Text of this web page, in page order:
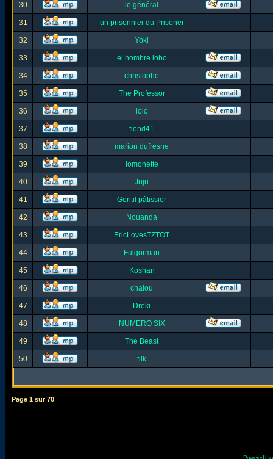
30 le général
31 un prisonnier du Prisoner
32 Yoki
33 el hombre lobo
34 christophe
35 The Professor
36 loic
37 fiend41
38 marion dufresne
39 lomonette
40 Juju
41 Gentil pâtissier
42 Nouanda
43 EricLovesTZTOT
44 Fulgorman
45 Koshan
46 chalou
47 Dreki
48 NUMERO SIX
49 The Beast
50 tilk
Page 1 sur70
Powered by